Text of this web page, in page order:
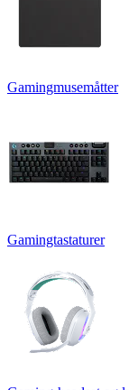
Gamingmusemåtter
Gamingtastaturer